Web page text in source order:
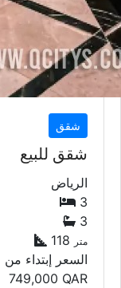
شقق
شقق للبيع
الرياض
3
3
118 متر
السعر إبتداء من
749,000 QAR